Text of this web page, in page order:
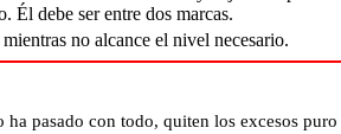
Él debe ser entre dos marcas.
no alcance el nivel necesario.
pasado con todo, quiten los excesos